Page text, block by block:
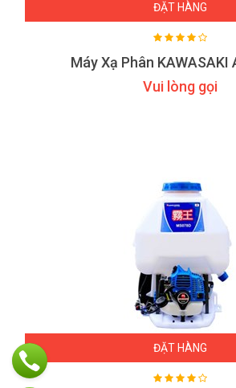
ĐẶT HÀNG
Máy Xạ Phân KAWASAKI
Vui lòng gọi
ĐẶT HÀNG